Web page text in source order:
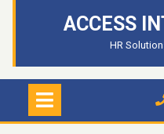
ACCESS
HR
Open